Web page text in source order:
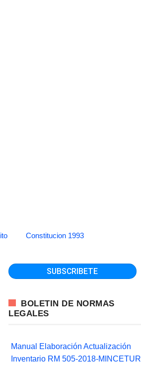
Constitucion 1993
BOLETIN DE NORMAS
LEGALES
Manual Elaboración Actualización
Inventario RM 505-2018-MINCETUR